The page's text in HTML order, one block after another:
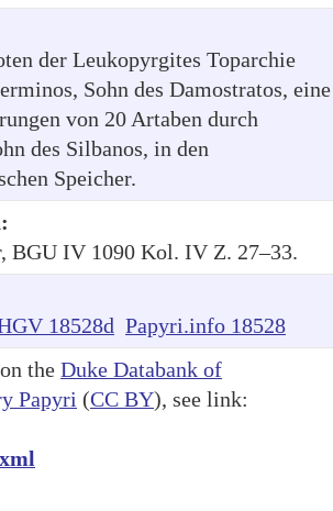
der Leukopyrgites Toparchie
Sohn des Damostratos, eine
von 20 Artaben durch
des Silbanos, in den
Speicher.
BGU IV 1090 Kol. IV Z. 27–33.
18528d Papyri.info 18528
the Duke Databank of
Papyri (CC BY), see link: